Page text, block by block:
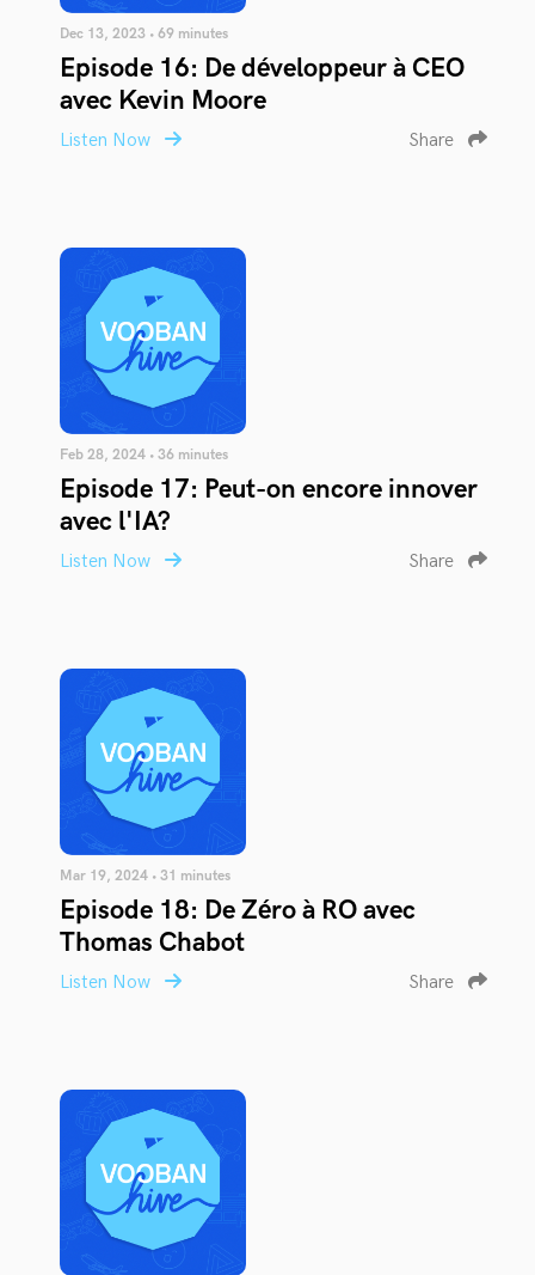
Dec 13, 2023 • 69 minutes
Episode 16: De développeur à CEO
avec Kevin Moore
Listen Now Share
Feb 28, 2024 • 36 minutes
Episode 17: Peut-on encore innover
avec l'IA?
Listen Now Share
Mar 19, 2024 • 31 minutes
Episode 18: De Zéro à RO avec
Thomas Chabot
Listen Now Share